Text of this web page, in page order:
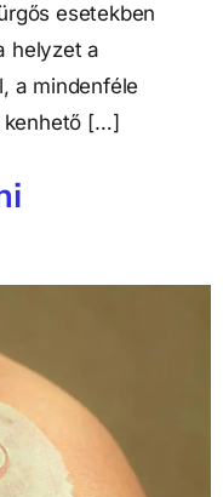
esetekben
helyzet a
a mindenféle
kenhető […]